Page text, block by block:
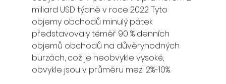
miliard USD týdně v roce 2022. Tyto
objemy obchodů minulý pátek
představovaly téměř 90 % denních
objemů obchodů na důvěryhodných
burzách, což je neobvykle vysoké,
obvykle jsou v průměru mezi 2%-10%.